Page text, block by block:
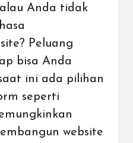
Anda tidak
Peluang
bisa Anda
ini ada pilihan
seperti
website